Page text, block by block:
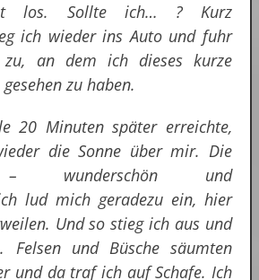
los. Sollte ich… ? Kurz
ich wieder ins Auto und fuhr
an dem ich dieses kurze
zu haben.
20 Minuten später erreichte,
die Sonne über mir. Die
– wunderschön und
lud mich geradezu ein, hier
Und so stieg ich aus und
und Büsche säumten
und da traf ich auf Schafe. Ich